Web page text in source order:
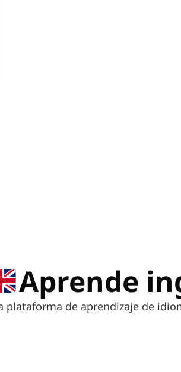
Aprende
plataforma de aprendizaje de